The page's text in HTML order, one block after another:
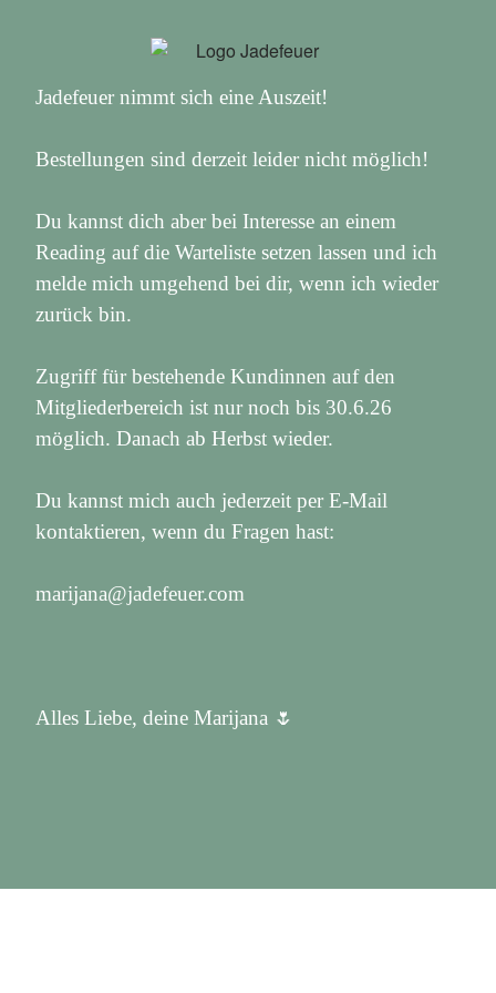
Jadefeuer nimmt sich eine Auszeit!
Bestellungen sind derzeit leider nicht möglich!
Du kannst dich aber bei Interesse an einem
Reading auf die Warteliste setzen lassen und ich
melde mich umgehend bei dir, wenn ich wieder
zurück bin.
Zugriff für bestehende Kundinnen auf den
Mitgliederbereich ist nur noch bis 30.6.26
möglich. Danach ab Herbst wieder.
Du kannst mich auch jederzeit per E-Mail
kontaktieren, wenn du Fragen hast:
marijana@jadefeuer.com
Alles Liebe, deine Marijana 🌷